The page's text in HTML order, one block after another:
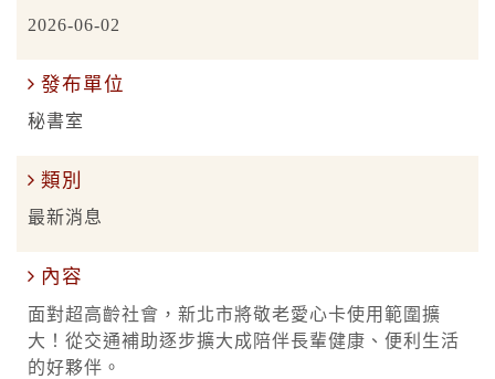
2026-06-02
發布單位
秘書室
類別
最新消息
內容
面對超高齡社會，新北市將敬老愛心卡使用範圍擴
大！從交通補助逐步擴大成陪伴長輩健康、便利生活
的好夥伴。